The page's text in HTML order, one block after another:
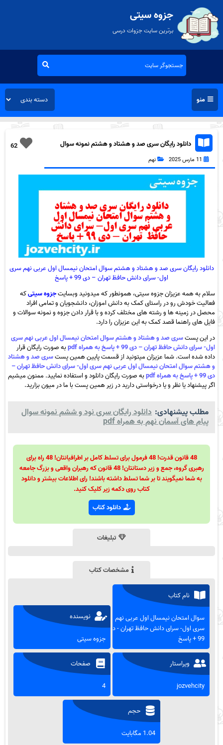
جزوه سیتی
برترین سایت جزوات درسی
منو
62
دانلود رایگان سری صد و هشتاد و هشتم نمونه سوال
عربی نهم به همراه pdf
11 مارس 2025 نهم
دانلود رایگان سری صد و هشتاد و هشتم سوال امتحان نیمسال اول عربی نهم سری
اول- سرای دانش حافظ تهران – دی 99 + پاسخ
سلام به همه عزیزان جزوه سیتی، همونطور که میدونید وبسایتجزوه سیتیکه
فعالیت خودش رو در راستای کمک به دانش اموزان، دانشجویان و تمامی افراد
محصل در زمینه ها و رشته های مختلف کرده و با قرار دادن جزوه و نمونه سوالات و
فایل های راهنما قصد کمک به این عزیزان را دارد.
در این پستسری صد و هشتاد و هشتم سوال امتحان نیمسال اول عربی نهم سری
اول- سرای دانش حافظ تهران – دی 99 + پاسخ به همراه pdf
به صورت رایگان قرار
داده شده است. شما عزیزان میتونید از قسمت پایین همین پستسری صد و هشتاد
و هشتم سوال امتحان نیمسال اول عربی نهم سری اول- سرای دانش حافظ تهران –
دی 99 + پاسخ به همراه pdf
به صورت رایگان دانلود و استفاده نمایید. ممنون میشیم
اگر پیشنهاد یا نظر و یا درخواستی دارید در زیر همین پست با ما در میون بزارید.
مطلب پیشنهادی: دانلود رایگان سری نود و ششم نمونه سوال
پیام های آسمان نهم به همراه pdf
48 قانون قدرت! 48 فرمول برای تسلط کامل بر اطرافیانتان! 48 راه برای
رهبری گروه، جمع و زیر دستانتان! 48 قانون که رهبران واقعی و بزرگ جامعه
به شما نمیگویند تا بر شما تسلط داشته باشند! رای اطلاعات بیشتر و دانلود
کتاب روی دکمه زیر کلیک کنید.
دانلود کتاب
تبلیغات
مشخصات کتاب
نام کتاب
سوال امتحان نیمسال اول عربی نهم
سری اول- سرای دانش حافظ تهران - دی
99 + پاسخ
نویسنده
جزوه سیتی
ویراستار
jozvehcity
صفحات
4
حجم
1.04 مگابایت